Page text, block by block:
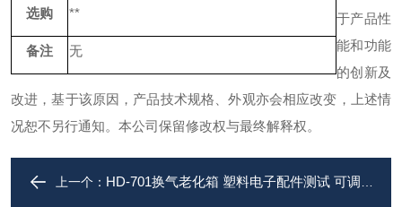
选购 **
备注 无
于产品性
能和功能
的创新及
改进，基于该原因，产品技术规格、外观亦会相应改变，上述情
况恕不另行通知。本公司保留修改权与最终解释权。
上一个： HD-701换气老化箱 塑料电子配件测试 可调换气量